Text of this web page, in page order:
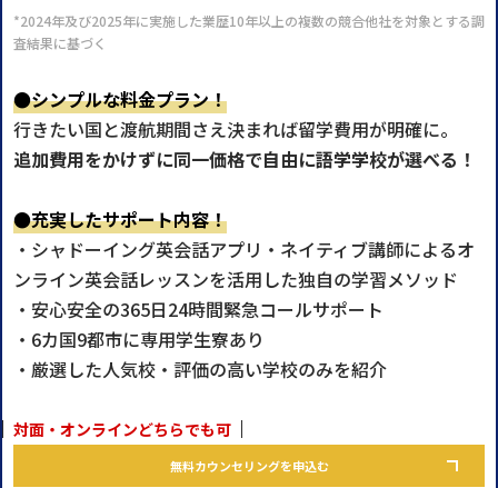
*2024年及び2025年に実施した業歴10年以上の複数の競合他社を対象とする調
査結果に基づく
●シンプルな料金プラン！
行きたい国と渡航期間さえ決まれば留学費用が明確に。
追加費用をかけずに同一価格で自由に語学学校が選べる！
●充実したサポート内容！
・シャドーイング英会話アプリ・ネイティブ講師によるオ
ンライン英会話レッスンを活用した独自の学習メソッド
・安心安全の365日24時間緊急コールサポート
・6カ国9都市に専用学生寮あり
・厳選した人気校・評価の高い学校のみを紹介
対面・オンラインどちらでも可
無料カウンセリングを申込む